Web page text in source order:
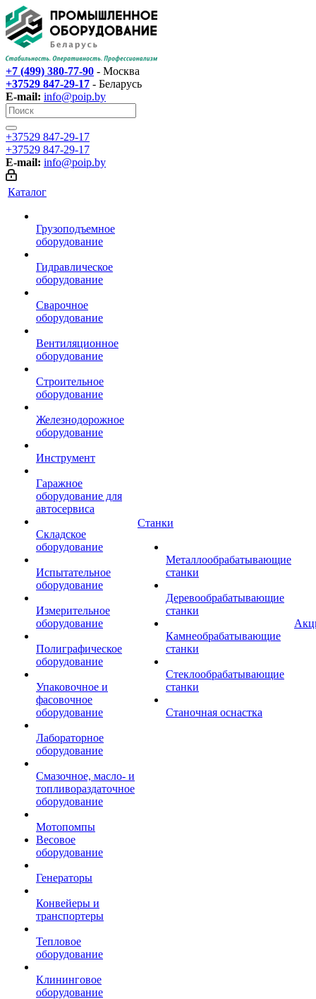
+7 (499) 380-77-90 - Москва
+37529 847-29-17‬ - Беларусь
E-mail: info@poip.by
+37529 847-29-17‬
+37529 847-29-17‬
E-mail: info@poip.by
Каталог
Грузоподъемное
оборудование
Гидравлическое
оборудование
Сварочное
оборудование
Вентиляционное
оборудование
Строительное
оборудование
Железнодорожное
оборудование
Инструмент
Гаражное
оборудование для
автосервиса
Складское
оборудование
Испытательное
оборудование
Измерительное
оборудование
Полиграфическое
оборудование
Упаковочное и
фасовочное
оборудование
Лабораторное
оборудование
Смазочное, масло- и
топливораздаточное
оборудование
Мотопомпы
Весовое
оборудование
Генераторы
Конвейеры и
транспортеры
Тепловое
оборудование
Клининговое
оборудование
Станки
Металлообрабатывающие
станки
Деревообрабатывающие
станки
Камнеобрабатывающие
станки
Стеклообрабатывающие
станки
Станочная оснастка